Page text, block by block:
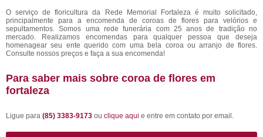
O serviço de floricultura da Rede Memorial Fortaleza é muito solicitado,
principalmente para a encomenda de coroas de flores para velórios e
sepultamentos. Somos uma rede funerária com 25 anos de tradição no
mercado. Realizamos encomendas para qualquer pessoa que deseja
homenagear seu ente querido com uma bela coroa ou arranjo de flores.
Consulte nossos preços e faça a sua encomenda!
Para saber mais sobre coroa de flores em
fortaleza
Ligue para (85) 3383-9173 ou clique aqui e entre em contato por email.